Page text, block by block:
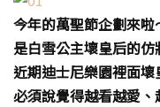
今年的萬聖節企劃來啦
是白雪公主壞皇后的仿
近期迪士尼樂園裡面
必須說覺得越看越愛